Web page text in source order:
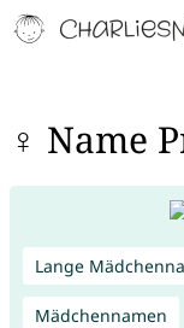
♀ Name
Lange
Mädchennamen